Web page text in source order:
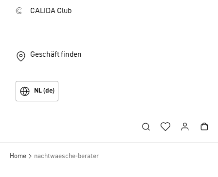
CALIDA Club
Geschäft finden
NL (de)
Home nachtwaesche-berater